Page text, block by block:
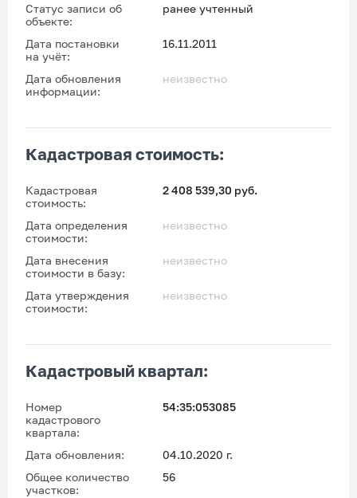
Статус записи об
объекте:
ранее учтенный
Дата постановки
на учёт:
16.11.2011
Дата обновления
информации:
неизвестно
Кадастровая стоимость:
Кадастровая
стоимость:
2 408 539,30 руб.
Дата определения
стоимости:
неизвестно
Дата внесения
стоимости в базу:
неизвестно
Дата утверждения
стоимости:
неизвестно
Кадастровый квартал:
Номер
кадастрового
квартала:
54:35:053085
Дата обновления:
04.10.2020 г.
Общее количество
участков:
56